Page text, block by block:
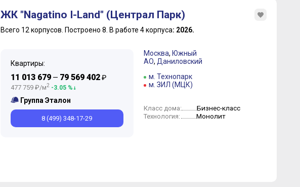
Ноябрь
Май
Ноябрь Июль Март Февраль
ЖК "Nagatino I-Land" (Централ Парк)
Всего 12 корпусов. Построено 8. В работе 4 корпуса: 2026.
Квартиры:
11 013 679— 79 569 402₽
477 759 ₽/м2-3.05 %
Группа Эталон
8 (499) 348-17-29
Москва, Южный
АО, Даниловский
м. Технопарк
м. ЗИЛ (МЦК)
Класс дома: Бизнес-класс
Технология: Монолит